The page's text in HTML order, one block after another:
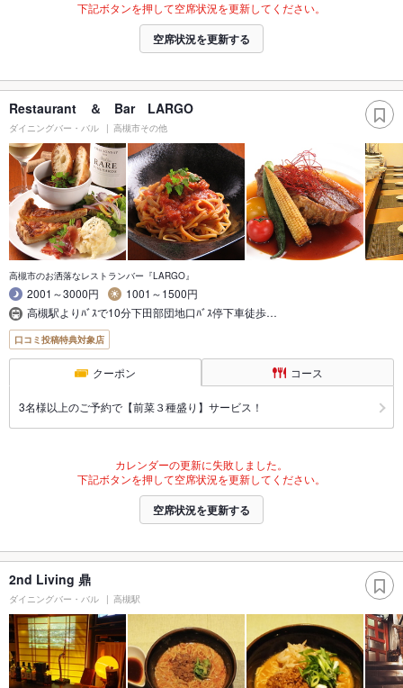
下記ボタンを押して空席状況を更新してください。
空席状況を更新する
Restaurant ＆ Bar LARGO
ダイニングバー・バル 高槻市その他
高槻市のお洒落なレストランバー『LARGO』
2001～3000円
1001～1500円
高槻駅よりﾊﾞｽで10分下田部団地口ﾊﾞｽ停下車徒歩…
口コミ投稿特典対象店
クーポン コース
3名様以上のご予約で【前菜３種盛り】サービス！
カレンダーの更新に失敗しました。
下記ボタンを押して空席状況を更新してください。
空席状況を更新する
2nd Living 鼎
ダイニングバー・バル 高槻駅